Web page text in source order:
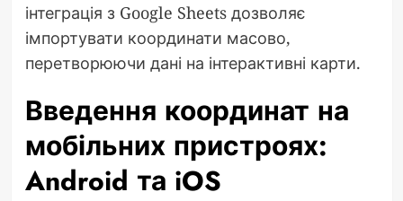
інтеграція з Google Sheets дозволяє
імпортувати координати масово,
перетворюючи дані на інтерактивні карти.
Введення координат на
мобільних пристроях:
Android та iOS